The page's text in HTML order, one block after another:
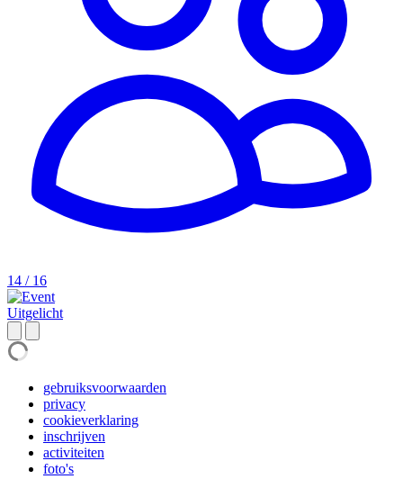
14 / 16
Uitgelicht
gebruiksvoorwaarden
privacy
cookieverklaring
inschrijven
activiteiten
foto's